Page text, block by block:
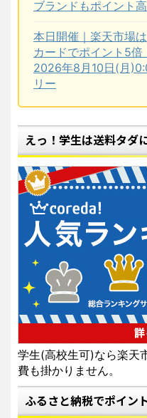
ブランドもポイント
本日開催｜楽天市場
カードでポイント5倍
2026年8月10日(月
リー
えっ！学生は送料タダ
学生(高校生可)なら楽天
費も掛かりません。
ふるさと納税でポイン